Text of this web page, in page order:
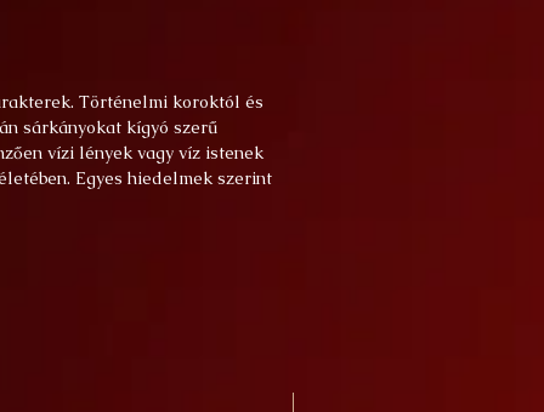
Történelmi koroktól és
sárkányokat kígyó szerű
vízi lények vagy víz istenek
Egyes hiedelmek szerint